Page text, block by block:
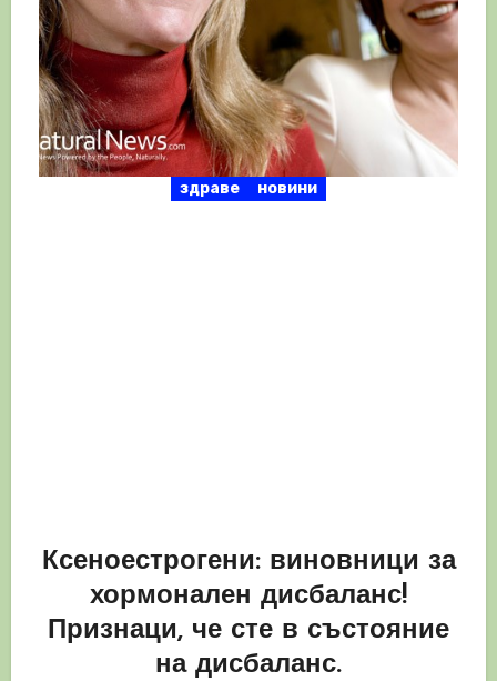
здраве новини
Ксеноестрогени: виновници за
хормонален дисбаланс!
Признаци, че сте в състояние
на дисбаланс.